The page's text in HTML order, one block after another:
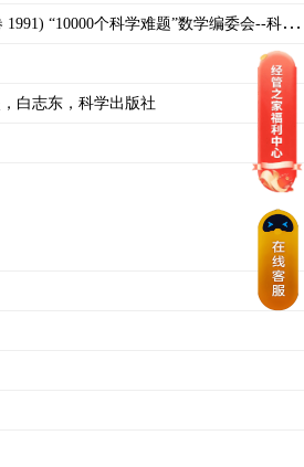
“10000个科学难题”数学编委会--科学
白志东，科学出版社